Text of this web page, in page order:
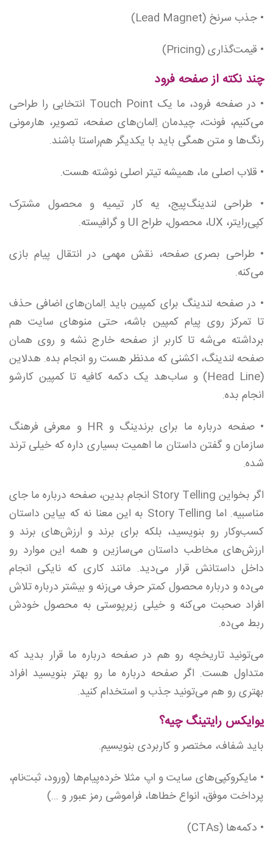
• جذب سرنخ (Lead Magnet)
• قیمت‌گذاری (Pricing)
چند نکته از صفحه فرود
• در صفحه فرود، ما یک Touch Point انتخابی را طراحی
می‌کنیم، فونت، چیدمان اِلمان‌های صفحه، تصویر، هارمونی
رنگ‌ها و متن همگی باید با یکدیگر هم‌راستا باشند.
• قلاب اصلی ما، همیشه تیتر اصلی نوشته هست.
• طراحی لندینگ‌پیج، یه کار تیمیه و محصول مشترک
کپی‌رایتر، UX، محصول، طراح UI و گرافیسته.
• طراحی بصری صفحه، نقش مهمی در انتقال پیام بازی
می‌کنه.
• در صفحه لندینگ‌ برای کمپین باید اِلمان‌های اضافی حذف
تا تمرکز روی پیام کمپین باشه، حتی منوهای سایت هم
برداشته می‌شه تا کاربر از صفحه خارج نشه و روی همان
صفحه لندینگ، اکشنی که مدنظر هست رو انجام بده. هدلاین
(Head Line) و ساب‌هد یک دکمه کافیه تا کمپین کارشو
انجام بده.
• صفحه درباره ما برای برندینگ و HR و معرفی فرهنگ
سازمان و گفتن داستان ما اهمیت بسیاری داره که خیلی ترند
شده.
اگر بخواین Story Telling انجام بدین، صفحه درباره ما جای
مناسبیه. اما Story Telling به این معنا نه که بیاین داستان
کسب‌و‌کار رو بنویسید، بلکه برای برند و ارزش‌های برند و
ارزش‌های مخاطب داستان می‌سازین و همه این موارد رو
داخل داستانش قرار می‌دید. مانند کاری که نایکی انجام
می‌ده و درباره محصول کمتر حرف می‌زنه و بیشتر درباره تلاش
افراد صحبت می‌کنه و خیلی زیرپوستی به محصول خودش
ربط می‌ده.
می‌تونید تاریخچه رو هم در صفحه درباره ما قرار بدید که
متداول هست. اگر صفحه درباره ما رو بهتر بنویسید افراد
بهتری رو هم می‌تونید جذب و استخدام کنید.
یوایکس رایتینگ چیه؟
باید شفاف، مختصر و کاربردی بنویسیم.
• مایکروکپی‌های سایت و اپ مثلا خرده‌پیام‌ها (ورود، ثبت‌نام،
پرداخت موفق، انواع خطاها، فراموشی رمز عبور و ...)
• دکمه‌ها (CTAs)